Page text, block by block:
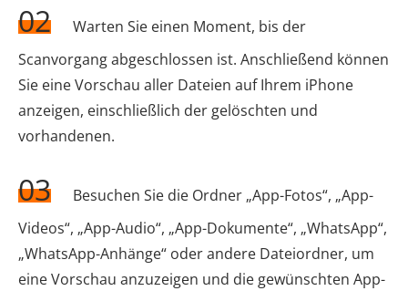
02
Warten Sie einen Moment, bis der
Scanvorgang abgeschlossen ist. Anschließend können
Sie eine Vorschau aller Dateien auf Ihrem iPhone
anzeigen, einschließlich der gelöschten und
vorhandenen.
03
Besuchen Sie die Ordner „App-Fotos“, „App-
Videos“, „App-Audio“, „App-Dokumente“, „WhatsApp“,
„WhatsApp-Anhänge“ oder andere Dateiordner, um
eine Vorschau anzuzeigen und die gewünschten App-